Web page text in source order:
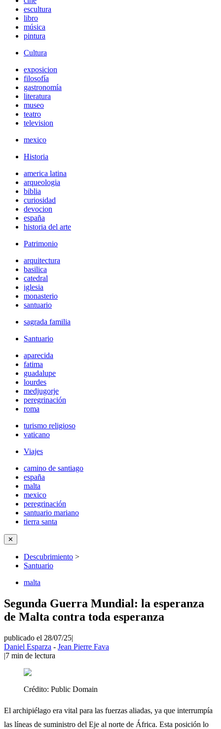
escultura
libro
música
pintura
Cultura
exposicion
filosofía
gastronomía
literatura
museo
teatro
television
mexico
Historia
america latina
arqueologia
biblia
curiosidad
devocion
españa
historia del arte
Patrimonio
arquitectura
basilica
catedral
iglesia
monasterio
santuario
sagrada familia
Santuario
aparecida
fatima
guadalupe
lourdes
medjugorje
peregrinación
roma
turismo religioso
vaticano
Viajes
camino de santiago
españa
malta
mexico
peregrinación
santuario mariano
tierra santa
✕
Descubrimiento >
Santuario
malta
Segunda Guerra Mundial: la esperanza
de Malta contra toda esperanza
publicado el 28/07/25|
Daniel Esparza - Jean Pierre Fava
|7 min de lectura
Crédito: Public Domain
El archipiélago era vital para las fuerzas aliadas, ya que interrumpía
las líneas de suministro del Eje al norte de África. Esta posición lo